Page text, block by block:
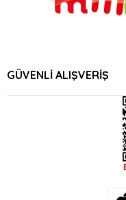
GÜVENLİ ALIŞVERİŞ